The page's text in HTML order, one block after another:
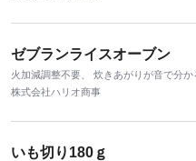
ゼブランライスオーブン
火加減調整不要、 炊きあがりが音で分か
株式会社ハリオ商事
いも切り180ｇ